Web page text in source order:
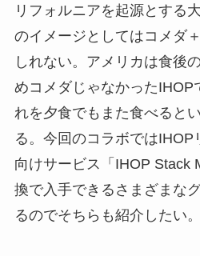
リフォルニアを起源とする
のイメージとしてはコメダ
しれない。アメリカは食後
めコメダじゃなかったIHOP
れを夕食でもまた食べると
る。今回のコラボではIHOP
向けサービス「IHOP Stack
換で入手できるさまざまな
るのでそちらも紹介したい。